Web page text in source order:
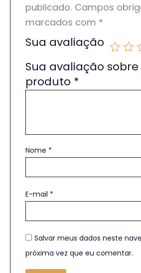
publicado. Campos
marcados com *
Sua avaliação
Sua avaliação sobre
produto *
Nome *
E-mail *
Salvar meus dados neste
próxima vez que eu comentar.